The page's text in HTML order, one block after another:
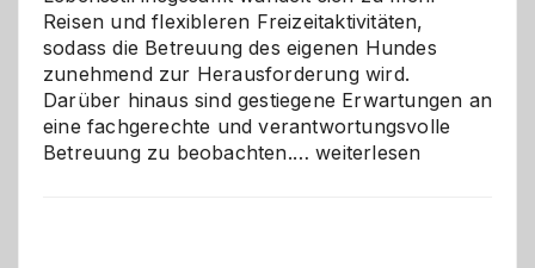
Reisen und flexibleren Freizeitaktivitäten,
sodass die Betreuung des eigenen Hundes
zunehmend zur Herausforderung wird.
Darüber hinaus sind gestiegene Erwartungen an
eine fachgerechte und verantwortungsvolle
Betreuung zu beobachten.…Betreuung
weiterlesen